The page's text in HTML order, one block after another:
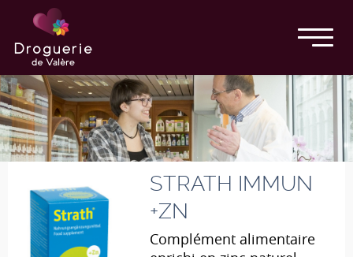
STRATH IMMUN
+ZN
Complément alimentaire